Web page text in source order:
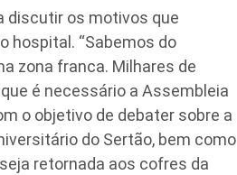
discutir os motivos que
hospital. “Sabemos do
zona franca. Milhares de
é necessário a Assembleia
o objetivo de debater sobre a
do Sertão, bem como
retornada aos cofres da